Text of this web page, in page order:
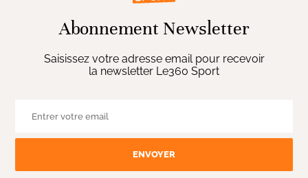
Abonnement Newsletter
Saisissez votre adresse email pour recevoir
la newsletter Le360 Sport
ENVOYER